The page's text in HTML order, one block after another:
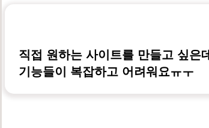
직접 원하는 사이트를 만들고 싶은데
기능들이 복잡하고 어려워요ㅠㅜ